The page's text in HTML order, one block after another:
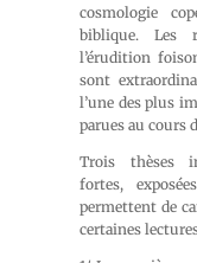
cosmologie
biblique. Les
l’érudition
sont
l’une des plus
parues au cours
Trois thèses
fortes,
permettent de
certaines